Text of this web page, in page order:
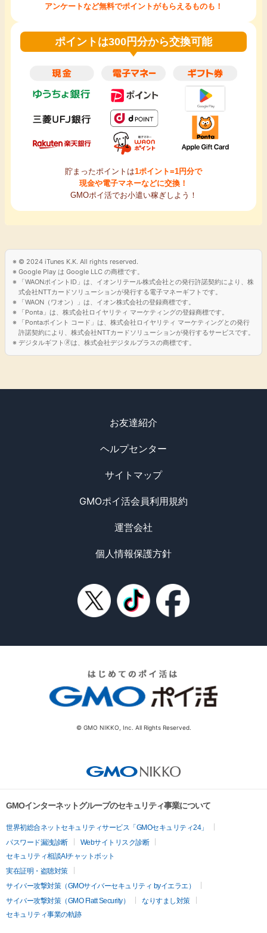
アンケートなど無料でポイントがもらえるものも！
ポイントは300円分から交換可能
貯まったポイントは1ポイント=1円分で
現金や電子マネーなどに交換！
GMOポイ活でお小遣い稼ぎしよう！
© 2024 iTunes K.K. All rights reserved.
Google Play は Google LLC の商標です。
「WAONポイントID」は、イオンリテール株式会社との発行許諾契約により、株
式会社NTTカードソリューションが発行する電子マネーギフトです。
「WAON（ワオン）」は、イオン株式会社の登録商標です。
「Ponta」は、株式会社ロイヤリティ マーケティングの登録商標です。
「Pontaポイント コード」は、株式会社ロイヤリティ マーケティングとの発行
許諾契約により、株式会社NTTカードソリューションが発行するサービスです。
デジタルギフト🄬は、株式会社デジタルプラスの商標です。
お友達紹介
ヘルプセンター
サイトマップ
GMOポイ活会員利用規約
運営会社
個人情報保護方針
© GMO NIKKO, Inc. All Rights Reserved.
GMOインターネットグループのセキュリティ事業について
世界初総合ネットセキュリティサービス「GMOセキュリティ24」
パスワード漏洩診断
Webサイトリスク診断
セキュリティ相談AIチャットボット
実在証明・盗聴対策
サイバー攻撃対策（GMOサイバーセキュリティ byイエラエ）
サイバー攻撃対策（GMO Flatt Security）
なりすまし対策
セキュリティ事業の軌跡